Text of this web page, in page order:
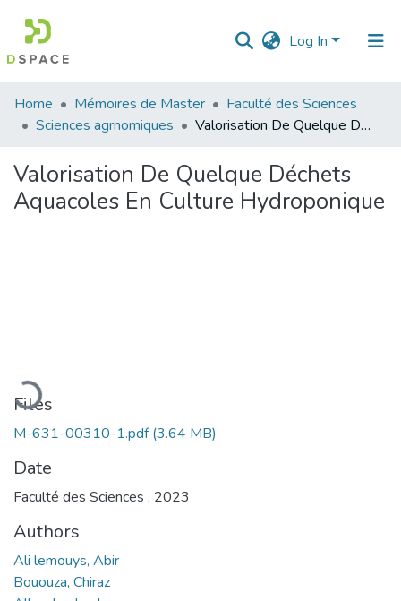
Log In
Communities
&
All of DSpace
Home Mémoires de Master
Faculté des Sciences
Sciences agrnomiques
Valorisation De Quelque Déchets Aquacoles En Culture Hydroponique
Valorisation De Quelque Déchets
Aquacoles En Culture Hydroponique
Loading...
Files
M-631-00310-1.pdf(3.64 MB)
Date
Faculté des Sciences , 2023
Authors
Ali lemouys, Abir
Bououza, Chiraz